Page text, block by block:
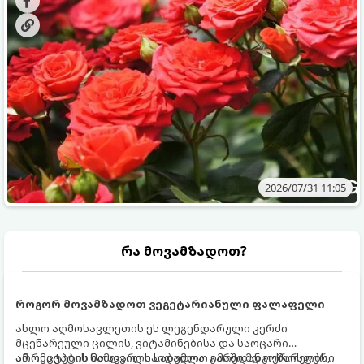
ვიცოდეთ, რომელი სასუქები გამოიყენება ამ დროს.
2026/07/31 11:05
რა მოვამზადოთ?
როგორ მოვამზადოთ ვეგეტარიანული ფალაფელი
ახლო აღმოსავლეთის ეს ლეგენდარული კერძი
მცენარეული ცილის, ვიტამინებისა და საოცარი
არომატების ნამდვილი საბადოა. გარედან ოქროსფერი
ამ რეცეპტის მთავარი საიდუმლო იმაში მდგომარეობს,